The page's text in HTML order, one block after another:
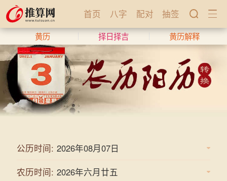
首页 八字 配对 抽签
黄历 择日择吉 黄历解释
公历时间:
农历时间: